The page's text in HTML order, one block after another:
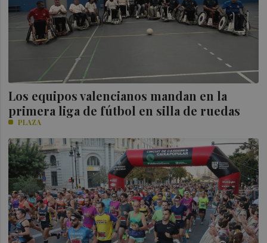
Los equipos valencianos mandan en la
primera liga de fútbol en silla de ruedas
PLAZA